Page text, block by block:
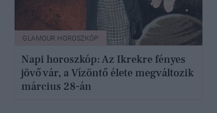
GLAMOUR HOROSZKÓP
Napi horoszkóp: Az Ikrekre fényes
jövő vár, a Vízöntő élete megváltozik
március 28-án